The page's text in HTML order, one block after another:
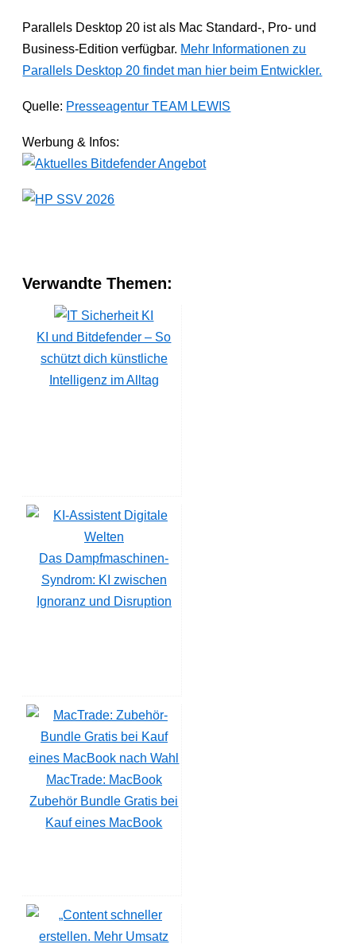
Parallels Desktop 20 ist als Mac Standard-, Pro- und
Business-Edition verfügbar. Mehr Informationen zu
Parallels Desktop 20 findet man hier beim Entwickler.
Quelle: Presseagentur TEAM LEWIS
Werbung & Infos:
Verwandte Themen:
KI und Bitdefender – So
schützt dich künstliche
Intelligenz im Alltag
Das Dampfmaschinen-
Syndrom: KI zwischen
Ignoranz und Disruption
MacTrade: MacBook
Zubehör Bundle Gratis bei
Kauf eines MacBook